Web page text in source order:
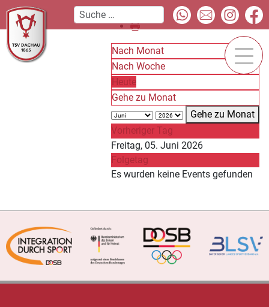
Nach Monat
Nach Woche
Heute
Gehe zu Monat
Gehe zu Monat
Vorheriger Tag
Freitag, 05. Juni 2026
Folgetag
Es wurden keine Events gefunden